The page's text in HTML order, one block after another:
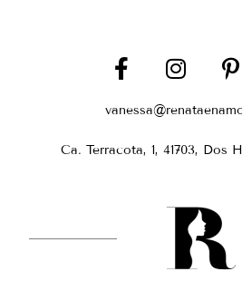
Ca. Terracota, 1, 41703, Dos